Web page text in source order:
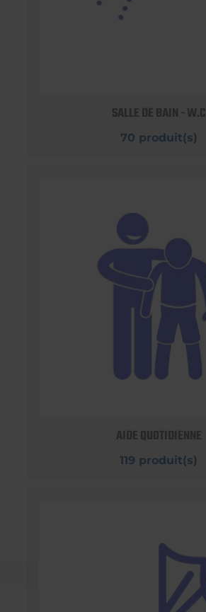
SALLE DE BAIN - W.C
70 produit(s)
AIDE QUOTIDIENNE
119 produit(s)